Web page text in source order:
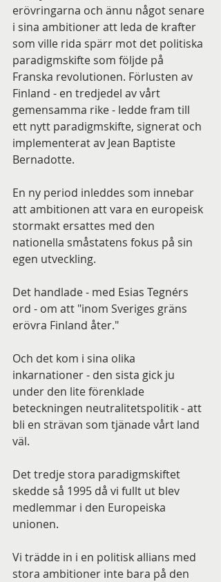
erövringarna och ännu något senare
i sina ambitioner att leda de krafter
som ville rida spärr mot det politiska
paradigmskifte som följde på
Franska revolutionen. Förlusten av
Finland - en tredjedel av vårt
gemensamma rike - ledde fram till
ett nytt paradigmskifte, signerat och
implementerat av Jean Baptiste
Bernadotte.
En ny period inleddes som innebar
att ambitionen att vara en europeisk
stormakt ersattes med den
nationella småstatens fokus på sin
egen utveckling.
Det handlade - med Esias Tegnérs
ord - om att "inom Sveriges gräns
erövra Finland åter."
Och det kom i sina olika
inkarnationer - den sista gick ju
under den lite förenklade
beteckningen neutralitetspolitik - att
bli en strävan som tjänade vårt land
väl.
Det tredje stora paradigmskiftet
skedde så 1995 då vi fullt ut blev
medlemmar i den Europeiska
unionen.
Vi trädde in i en politisk allians med
stora ambitioner inte bara på den